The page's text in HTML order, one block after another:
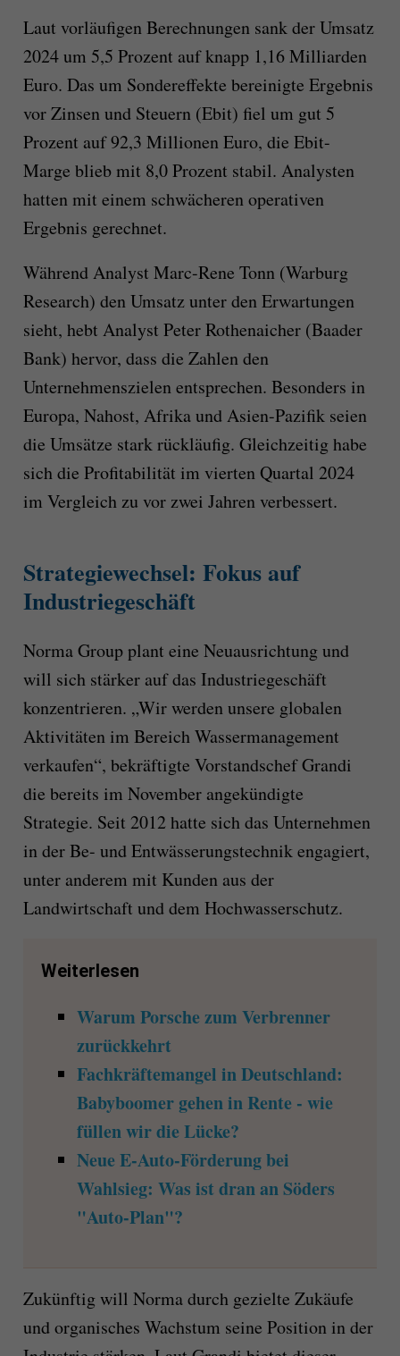
Laut vorläufigen Berechnungen sank der Umsatz
2024 um 5,5 Prozent auf knapp 1,16 Milliarden
Euro. Das um Sondereffekte bereinigte Ergebnis
vor Zinsen und Steuern (Ebit) fiel um gut 5
Prozent auf 92,3 Millionen Euro, die Ebit-
Marge blieb mit 8,0 Prozent stabil. Analysten
hatten mit einem schwächeren operativen
Ergebnis gerechnet.
Während Analyst Marc-Rene Tonn (Warburg
Research) den Umsatz unter den Erwartungen
sieht, hebt Analyst Peter Rothenaicher (Baader
Bank) hervor, dass die Zahlen den
Unternehmenszielen entsprechen. Besonders in
Europa, Nahost, Afrika und Asien-Pazifik seien
die Umsätze stark rückläufig. Gleichzeitig habe
sich die Profitabilität im vierten Quartal 2024
im Vergleich zu vor zwei Jahren verbessert.
Strategiewechsel: Fokus auf
Industriegeschäft
Norma Group plant eine Neuausrichtung und
will sich stärker auf das Industriegeschäft
konzentrieren. „Wir werden unsere globalen
Aktivitäten im Bereich Wassermanagement
verkaufen“, bekräftigte Vorstandschef Grandi
die bereits im November angekündigte
Strategie. Seit 2012 hatte sich das Unternehmen
in der Be- und Entwässerungstechnik engagiert,
unter anderem mit Kunden aus der
Landwirtschaft und dem Hochwasserschutz.
Weiterlesen
Warum Porsche zum Verbrenner
zurückkehrt
Fachkräftemangel in Deutschland:
Babyboomer gehen in Rente - wie
füllen wir die Lücke?
Neue E-Auto-Förderung bei
Wahlsieg: Was ist dran an Söders
"Auto-Plan"?
Zukünftig will Norma durch gezielte Zukäufe
und organisches Wachstum seine Position in der